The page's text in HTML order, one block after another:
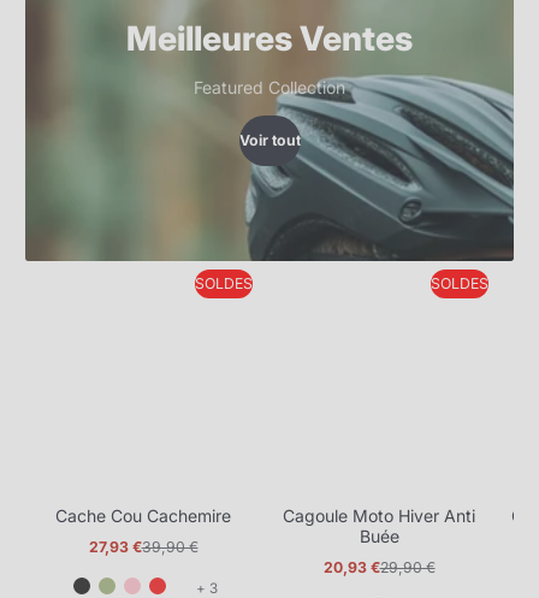
Meilleures Ventes
Featured Collection
Voir tout
SOLDES
Cache Cou Cachemire
Prix
27,93 €
Prix
39,90 €
+ 3et
SOLDES
Cagoule Moto Hiver Anti
Buée
Prix
20,93 €
Prix
29,90 €